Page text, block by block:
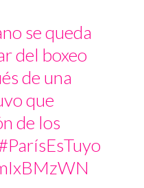
se queda
del boxeo
de una
que
de los